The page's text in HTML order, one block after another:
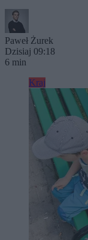
Paweł Żurek
Dzisiaj 09:18
6 min
Kraj